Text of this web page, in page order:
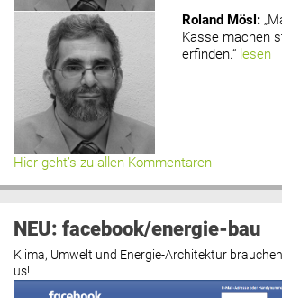
Roland Mösl :
Kasse machen
erfinden.“ lesen
Hier geht’s zu allen Kommentaren
NEU: facebook/energie-bau
Klima, Umwelt und Energie-Architektur
us!